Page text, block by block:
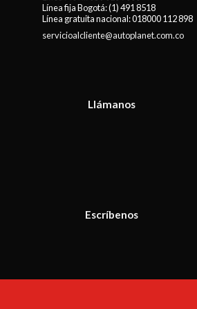
Línea fija Bogotá:(1) 491 8518
Línea gratuita nacional:018000 112 898
servicioalcliente@autoplanet.com.co
Llámanos
Escríbenos